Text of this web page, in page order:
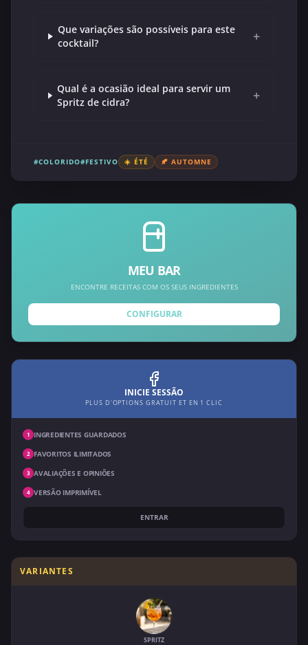
Que variações são possíveis para este
cocktail?
+
Qual é a ocasião ideal para servir um
Spritz de cidra?
+
#COLORIDO#FESTIVO ☀️ ÉTÉ 🍂 AUTOMNE
MEU BAR
ENCONTRE RECEITAS COM OS SEUS INGREDIENTES
CONFIGURAR
INICIE SESSÃO
PLUS D'OPTIONS GRATUIT ET EN 1 CLIC
1 INGREDIENTES GUARDADOS
2 FAVORITOS ILIMITADOS
3 AVALIAÇÕES E OPINIÕES
4 VERSÃO IMPRIMÍVEL
ENTRAR
VARIANTES
SPRITZ